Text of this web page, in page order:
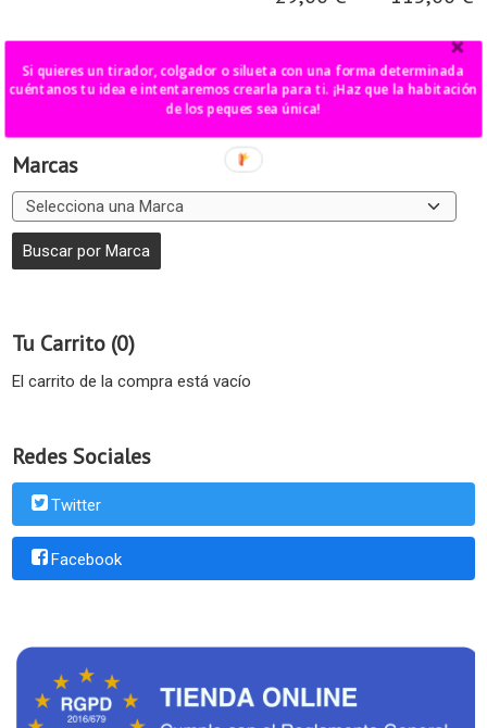
Marcas
Tu Carrito (0)
El carrito de la compra está vacío
Redes Sociales
Twitter
Facebook
Si quieres un tirador, colgador o silueta con una forma determinada
cuéntanos tu idea e intentaremos crearla para ti. ¡Haz que la habitación
de los peques sea única!